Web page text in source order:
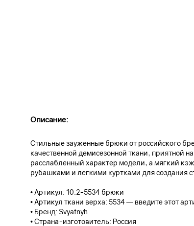
Описание:
Стильные зауженные брюки от российского
качественной демисезонной ткани, приятной
расслабленный характер модели, а мягкий
рубашками и лёгкими куртками для создания
• Артикул: 10.2-5534 брюки
• Артикул ткани верха: 5534 — введите этот
• Бренд: Svyatnyh
• Страна-изготовитель: Россия